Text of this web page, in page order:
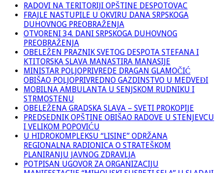
RADOVI NA TERITORIJI OPŠTINE DESPOTOVAC
FRAJLE NASTUPILE U OKVIRU DANA SRPSKOGA
DUHOVNOG PREOBRAŽENJA
OTVORENI 34. DANI SRPSKOGA DUHOVNOG
PREOBRAŽENJA
OBELEŽEN PRAZNIK SVETOG DESPOTA STEFANA I
KTITORSKA SLAVA MANASTIRA MANASIJE
MINISTAR POLJOPRIVREDE DRAGAN GLAMOČIĆ
OBIŠAO POLJOPRIVREDNO GAZDINSTVO U MEDVEĐI
MOBILNA AMBULANTA U SENJSKOM RUDNIKU I
STRMOSTENU
OBELEŽENA GRADSKA SLAVA – SVETI PROKOPIJE
PREDSEDNIK OPŠTINE OBIŠAO RADOVE U STENJEVCU
I VELIKOM POPOVIĆU
U HIDROKOMPLEKSU “LISINE” ODRŽANA
REGIONALNA RADIONICA O STRATEŠKOM
PLANIRANJU JAVNOG ZDRAVLJA
POTPISAN UGOVOR ZA ORGANIZACIJU